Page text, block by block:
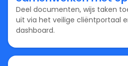
Deel documenten, wijs taken
uit via het veilige cliëntportaal
dashboard.